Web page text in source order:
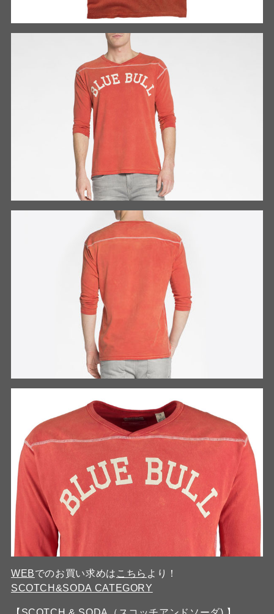
WEBでのお買い求めは こちら より！
SCOTCH&SODA CATEGORY